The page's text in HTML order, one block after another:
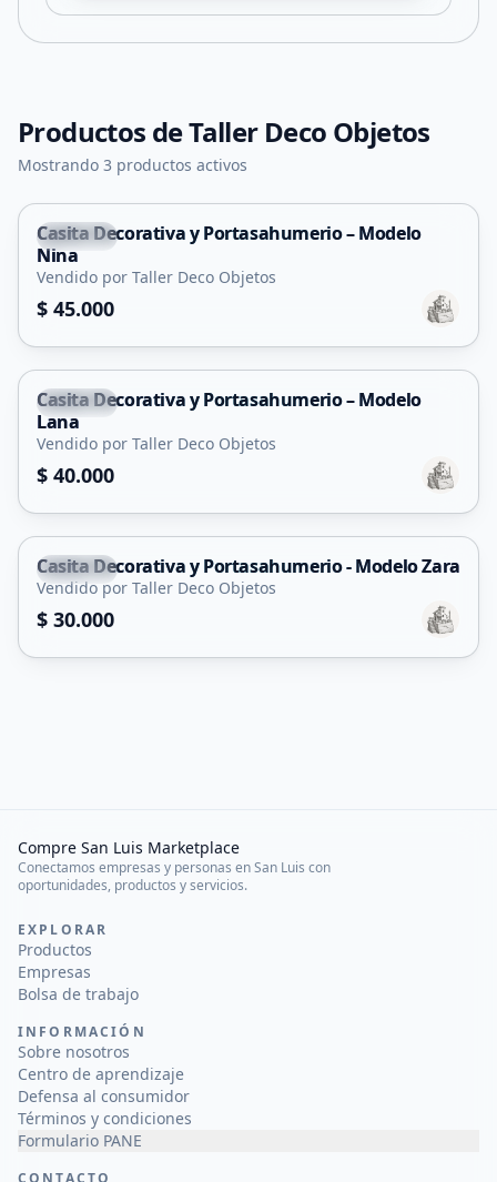
Productos deTaller Deco Objetos
Mostrando 3 productos activos
Merlo
Casita Decorativa y Portasahumerio – Modelo
Nina
Vendido por Taller Deco Objetos
$ 45.000
Merlo
Casita Decorativa y Portasahumerio – Modelo
Lana
Vendido por Taller Deco Objetos
$ 40.000
Merlo
Casita Decorativa y Portasahumerio - Modelo Zara
Vendido por Taller Deco Objetos
$ 30.000
Compre San Luis Marketplace
Conectamos empresas y personas en San Luis con
oportunidades, productos y servicios.
EXPLORAR
Productos
Empresas
Bolsa de trabajo
INFORMACIÓN
Sobre nosotros
Centro de aprendizaje
Defensa al consumidor
Términos y condiciones
Formulario PANE
CONTACTO